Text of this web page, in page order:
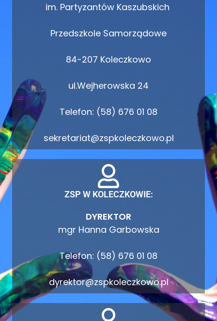
im. Partyzantów Kaszubskich
Przedszkole Samorządowe
84-207 Koleczkowo
ul.Wejherowska 24
Telefon: (58) 676 01 08
sekretariat@zspkoleczkowo.pl
ZSP W KOLECZKOWIE:
DYREKTOR
mgr Hanna Garbowska
Telefon: (58) 676 01 08
dyrektor@zspkoleczkowo.pl